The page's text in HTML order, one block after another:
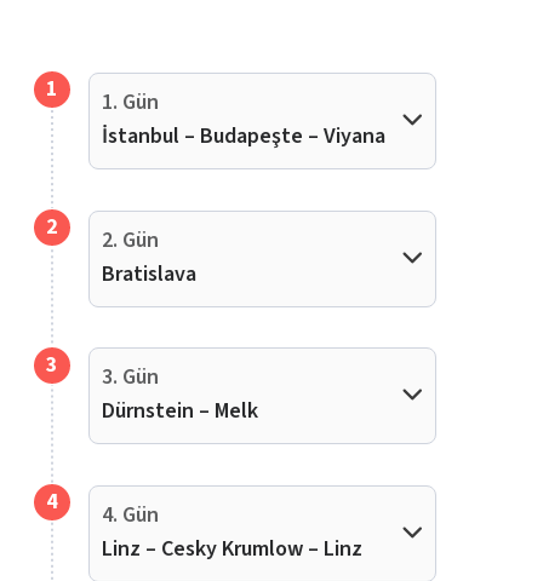
1
1. Gün
İstanbul – Budapeşte – Viyana
2
2. Gün
Bratislava
3
3. Gün
Dürnstein – Melk
4
4. Gün
Linz – Cesky Krumlow – Linz